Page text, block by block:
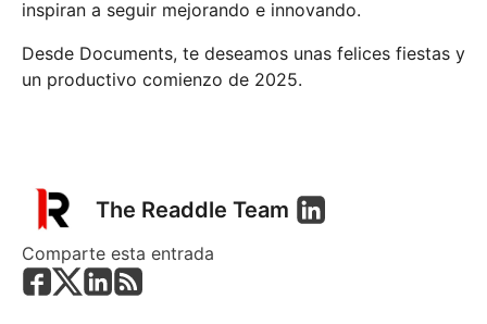
inspiran a seguir mejorando e innovando.
Desde Documents, te deseamos unas felices fiestas y
un productivo comienzo de 2025.
The Readdle Team
Comparte esta entrada